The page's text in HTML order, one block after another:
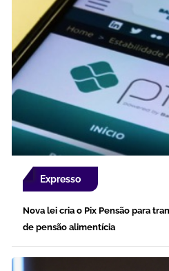
Expresso
Nova lei cria o Pix Pensão para
de pensão alimentícia